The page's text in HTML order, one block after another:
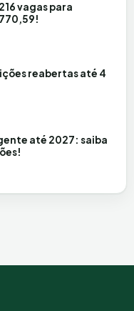
vagas para
reabertas até 4
até 2027: saiba